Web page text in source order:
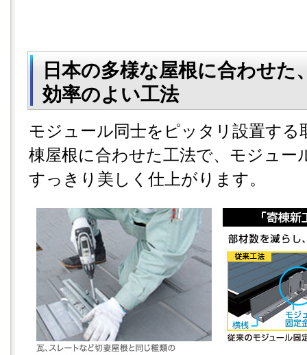
日本の多様な屋根に合わせた
効率のよい工法
モジュール同士をピッタリ設置する
棟屋根に合わせた工法で、モジュー
すっきり美しく仕上がります。